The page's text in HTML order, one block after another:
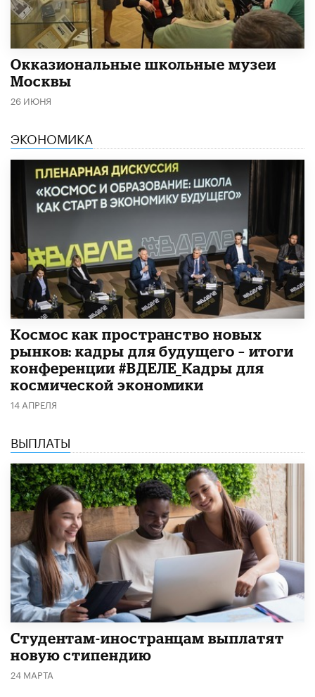
​Окказиональные школьные музеи
Москвы
26 ИЮНЯ
ЭКОНОМИКА
Космос как пространство новых
рынков: кадры для будущего – итоги
конференции #ВДЕЛЕ_Кадры для
космической экономики
14 АПРЕЛЯ
ВЫПЛАТЫ
Студентам-иностранцам выплатят
новую стипендию
24 МАРТА